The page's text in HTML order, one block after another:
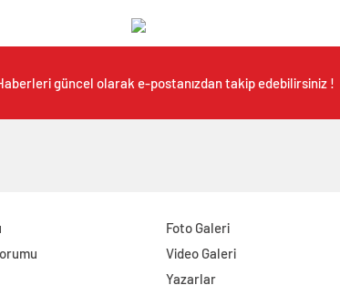
güncel olarak e-postanızdan takip edebilirsiniz !
Foto Galeri
Video Galeri
Yazarlar